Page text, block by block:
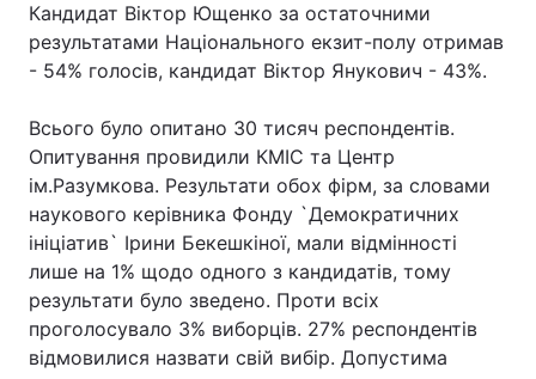
Кандидат Віктор Ющенко за остаточними
результатами Національного екзит-полу отримав
- 54% голосів, кандидат Віктор Янукович - 43%.
Всього було опитано 30 тисяч респондентів.
Опитування провидили КМІС та Центр
ім.Разумкова. Результати обох фірм, за словами
наукового керівника Фонду `Демократичних
ініціатив` Ірини Бекешкіної, мали відмінності
лише на 1% щодо одного з кандидатів, тому
результати було зведено. Проти всіх
проголосувало 3% виборців. 27% респондентів
відмовилися назвати свій вибір. Допустима